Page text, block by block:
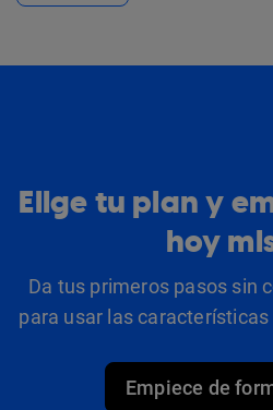
Elige tu plan y
hoy
Da tus primeros pasos sin
para usar las
Empiece de